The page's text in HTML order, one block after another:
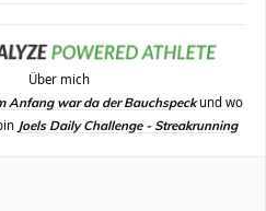
Über mich
Anfang war da der Bauchspeckund wo
Joels Daily Challenge - Streakrunning